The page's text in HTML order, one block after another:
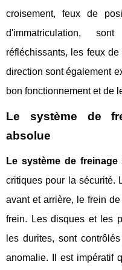
croisement, feux de
d'immatriculation,
réfléchissants, les feux
direction sont également
bon fonctionnement et de
Le système de
absolue
Le système de freinage
critiques pour la sécurité.
avant et arrière, le frein
frein. Les disques et les
les durites, sont
anomalie. Il est impératif